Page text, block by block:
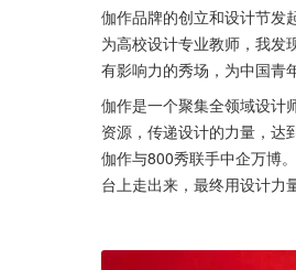
伽作品牌的创立和设计节发
为高校设计专业教师，我发
有影响力的秀场，为中国青
伽作是一个聚集全领域设计
资源，传递设计的力量，达
伽作与800秀联手中企万博
台上走出来，最终用设计力